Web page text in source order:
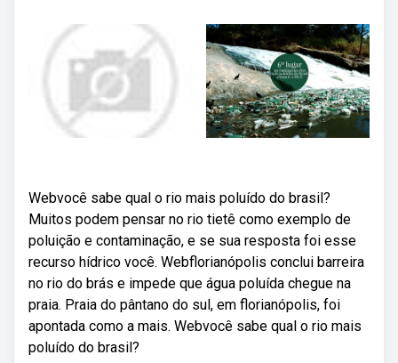
Webvocê sabe qual o rio mais poluído do brasil?
Muitos podem pensar no rio tietê como exemplo de
poluição e contaminação, e se sua resposta foi esse
recurso hídrico você. Webflorianópolis conclui barreira
no rio do brás e impede que água poluída chegue na
praia. Praia do pântano do sul, em florianópolis, foi
apontada como a mais. Webvocê sabe qual o rio mais
poluído do brasil?